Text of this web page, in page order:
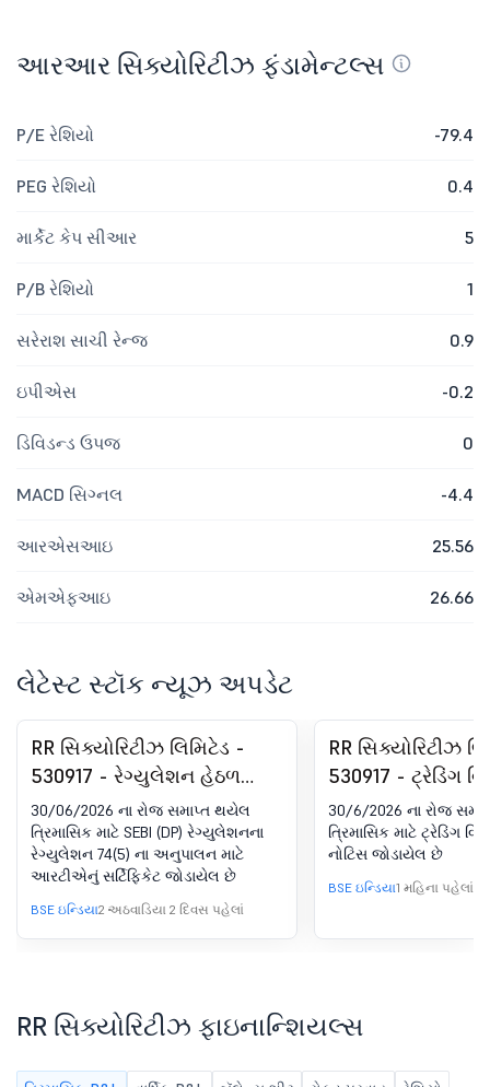
આરઆર સિક્યોરિટીઝ ફંડામેન્ટલ્સ
P/E રેશિયો -79.4
PEG રેશિયો 0.4
માર્કેટ કેપ સીઆર 5
P/B રેશિયો 1
સરેરાશ સાચી રેન્જ 0.9
ઇપીએસ -0.2
ડિવિડન્ડ ઉપજ 0
MACD સિગ્નલ -4.4
આરએસઆઇ 25.56
એમએફઆઇ 26.66
લેટેસ્ટ સ્ટૉક ન્યૂઝ અપડેટ
RR સિક્યોરિટીઝ લિમિટેડ -
530917 - રેગ્યુલેશન હેઠળ
કમ્પ્લાયન્સ-સર્ટિફિકેટ. SEBI
(DP) રેગ્યુલેશન્સ, 2018 ના 74
(5)
30/06/2026 ના રોજ સમાપ્ત થયેલ
ત્રિમાસિક માટે SEBI (DP) રેગ્યુલેશનના
રેગ્યુલેશન 74(5) ના અનુપાલન માટે
આરટીએનું સર્ટિફિકેટ જોડાયેલ છે
BSE ઇન્ડિયા2 અઠવાડિયા 2 દિવસ પહેલાં
RR સિક્યોરિટીઝ
530917 - ટ્રેડિંગ
કરવી
30/6/2026 ના રોજ
ત્રિમાસિક માટે ટ્રેડિંગ
નોટિસ જોડાયેલ છે
BSE ઇન્ડિયા1 મહિના પહેલાં
RR સિક્યોરિટીઝ ફાઇનાન્શિયલ્સ